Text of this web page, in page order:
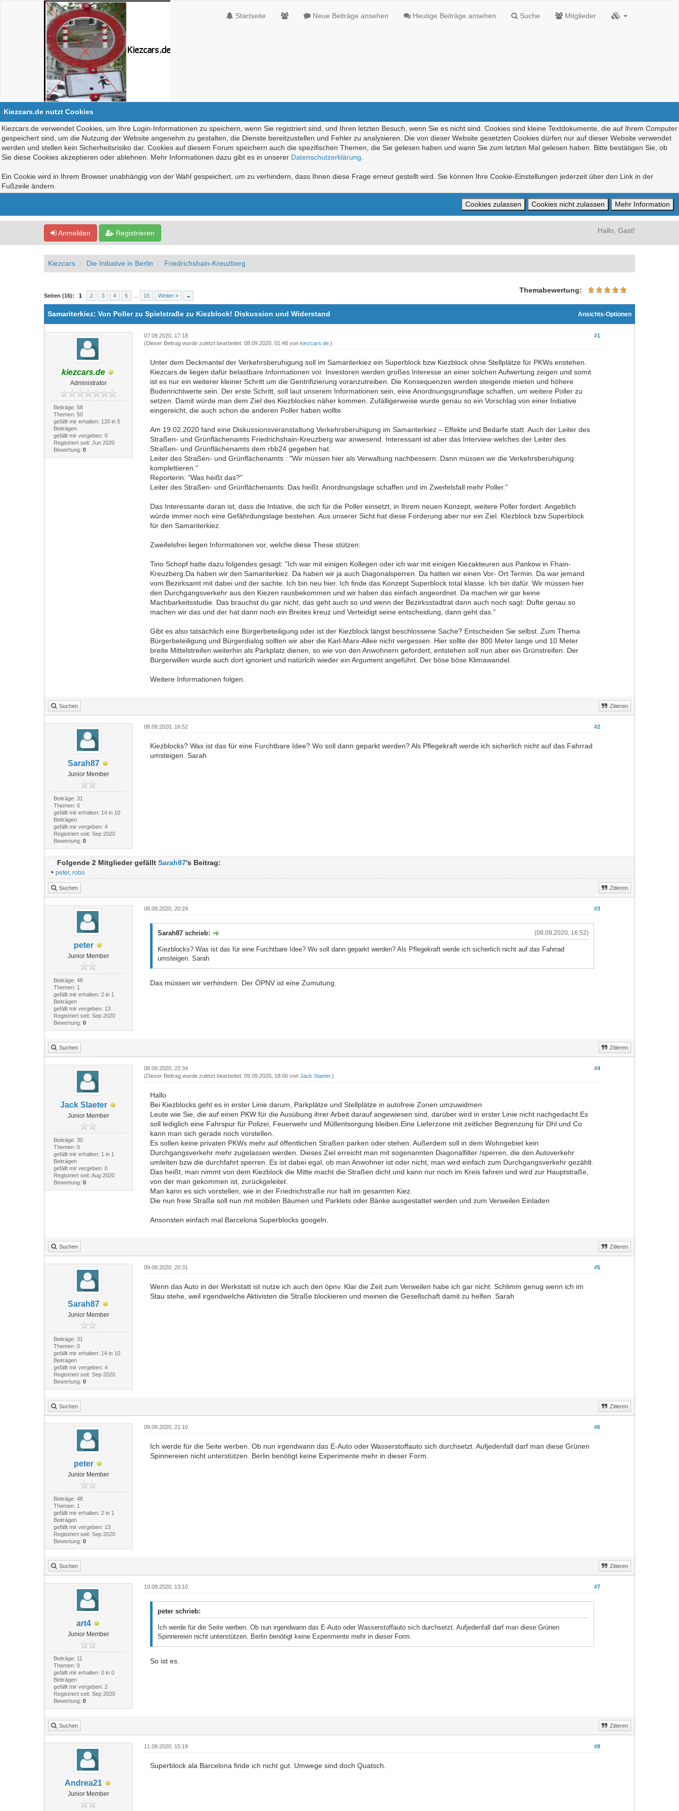
Startseite Neue Beiträge ansehen Heutige Beiträge ansehen Suche Mitglieder
Kiezcars.de nutzt Cookies
Kiezcars.de verwendet Cookies, um Ihre Login-Informationen zu speichern, wenn Sie registriert sind, und Ihren letzten Besuch, wenn Sie es nicht sind. Cookies sind kleine Textdokumente, die auf Ihrem Computer
gespeichert sind, um die Nutzung der Website angenehm zu gestalten, die Dienste bereitzustellen und Fehler zu analysieren. Die von dieser Website gesetzten Cookies dürfen nur auf dieser Website verwendet
werden und stellen kein Sicherheitsrisiko dar. Cookies auf diesem Forum speichern auch die spezifischen Themen, die Sie gelesen haben und wann Sie zum letzten Mal gelesen haben. Bitte bestätigen Sie, ob
Sie diese Cookies akzeptieren oder ablehnen. Mehr Informationen dazu gibt es in unserer Datenschutzerklärung
Ein Cookie wird in Ihrem Browser unabhängig von der Wahl gespeichert, um zu verhindern, dass Ihnen diese Frage erneut gestellt wird. Sie können Ihre Cookie-Einstellungen jederzeit über den Link in der
Fußzeile ändern.
Anmelden Registrieren Hallo, Gast!
Kiezcars Die Initiative in Berlin Friedrichshain-Kreuzberg
Seiten (16): 1 2 3 4 5 16 Weiter »
Themabewertung:
1 Bewertung(en) - 5 im Durchschnitt
Ansichts-Optionen
Samariterkiez: Von Poller zu Spielstraße zu Kiezblock! Diskussion und Widerstand
kiezcars.de
Administrator
Beiträge: 58
Themen: 50
gefällt mir erhalten: 120 in 5
Beiträgen
gefällt mir vergeben: 0
Registriert seit: Jun 2020
Bewertung: 0
#1
07.09.2020, 17:18
(Dieser Beitrag wurde zuletzt bearbeitet: 08.09.2020, 01:48 von kiezcars.de.)
Unter dem Deckmantel der Verkehrsberuhigung soll im Samariterkiez ein Superblock bzw Kiezblock ohne Stellplätze für PKWs enstehen.
Kiezcars.de liegen dafür belastbare Informationen vor. Investoren werden großes Interesse an einer solchen Aufwertung zeigen und somit
ist es nur ein weiterer kleiner Schritt um die Gentrifizierung voranzutreiben. Die Konsequenzen werden steigende mieten und höhere
Bodenrichtwerte sein. Der erste Schritt, soll laut unserem Informationen sein, eine Anordnungsgrundlage schaffen, um weitere Poller zu
setzen. Damit würde man dem Ziel des Kiezblockes näher kommen. Zufälligerweise wurde genau so ein Vorschlag von einer Initiative
eingereicht, die auch schon die anderen Poller haben wollte.
Am 19.02.2020 fand eine Diskussionsveranstaltung Verkehrsberuhigung im Samariterkiez – Effekte und Bedarfe statt. Auch der Leiter des
Straßen- und Grünflächenamts Friedrichshain-Kreuzberg war anwesend. Interessant ist aber das Interview welches der Leiter des
Straßen- und Grünflächenamts dem rbb24 gegeben hat.
Leiter des Straßen- und Grünflächenamts : "Wir müssen hier als Verwaltung nachbessern. Dann müssen wir die Verkehrsberuhigung
komplettieren."
Reporterin: "Was heißt das?"
Leiter des Straßen- und Grünflächenamts: Das heißt. Anordnungslage schaffen und im Zweifelsfall mehr Poller."
Das Interessante daran ist, dass die Intiative, die sich für die Poller einsetzt, in Ihrem neuen Konzept, weitere Poller fordert. Angeblich
würde immer noch eine Gefährdungslage bestehen. Aus unserer Sicht hat diese Forderung aber nur ein Ziel. KIezblock bzw Superblock
für den Samariterkiez.
Zweifelsfrei liegen Informationen vor, welche diese These stützen:
Tino Schopf hatte dazu folgendes gesagt: "Ich war mit einigen Kollegen oder ich war mit einigen Kiezakteuren aus Pankow in Fhain-
Kreuzberg.Da haben wir den Samariterkiez. Da haben wir ja auch Diagonalsperren. Da hatten wir einen Vor- Ort Termin. Da war jemand
vom Bezirksamt mit dabei und der sachte. Ich bin neu hier. Ich finde das Konzept Superblock total klasse. Ich bin dafür. Wir müssen hier
den Durchgangsverkehr aus den Kiezen rausbekommen und wir haben das einfach angeordnet. Da machen wir gar keine
Machbarkeitsstudie. Das brauchst du gar nicht, das geht auch so und wenn der Bezirksstadtrat dann auch noch sagt: Dufte genau so
machen wir das und der hat dann noch ein Breites kreuz und Verteidigt seine entscheidung, dann geht das."
Gibt es also tatsächlich eine Bürgerbeteiligung oder ist der Kiezblock längst beschlossene Sache? Entscheiden Sie selbst. Zum Thema
Bürgerbeteiligung und Bürgerdialog sollten wir aber die Karl-Marx-Allee nicht vergessen. Hier sollte der 800 Meter lange und 10 Meter
breite Mittelstreifen weiterhin als Parkplatz dienen, so wie von den Anwohnern gefordert, entstehen soll nun aber ein Grünstreifen. Der
Bürgerwillen wurde auch dort ignoriert und natürlcih wieder ein Argument angeführt. Der böse böse Klimawandel.
Weitere Informationen folgen.
Suchen Zitieren
Sarah87
Junior Member
Beiträge: 31
Themen: 0
gefällt mir erhalten: 14 in 10
Beiträgen
gefällt mir vergeben: 4
Registriert seit: Sep 2020
Bewertung: 0
#2
08.09.2020, 16:52
Kiezblocks? Was ist das für eine Furchtbare Idee? Wo soll dann geparkt werden? Als Pflegekraft werde ich sicherlich nicht auf das Fahrrad
umsteigen. Sarah
Folgende 2 Mitglieder gefällt Sarah87's Beitrag:
• peter, robo
Suchen Zitieren
peter
Junior Member
Beiträge: 48
Themen: 1
gefällt mir erhalten: 2 in 1
Beiträgen
gefällt mir vergeben: 13
Registriert seit: Sep 2020
Bewertung: 0
#3
08.09.2020, 20:24
(08.09.2020, 16:52)
Sarah87 schrieb:
Kiezblocks? Was ist das für eine Furchtbare Idee? Wo soll dann geparkt werden? Als Pflegekraft werde ich sicherlich nicht auf das Fahrrad
umsteigen. Sarah
Das müssen wir verhindern. Der ÖPNV ist eine Zumutung.
Suchen Zitieren
Jack Slaeter
Junior Member
Beiträge: 30
Themen: 0
gefällt mir erhalten: 1 in 1
Beiträgen
gefällt mir vergeben: 0
Registriert seit: Aug 2020
Bewertung: 0
#4
08.09.2020, 22:34
(Dieser Beitrag wurde zuletzt bearbeitet: 09.09.2020, 18:06 von Jack Slaeter.)
Hallo
Bei Kiezblocks geht es in erster Linie darum, Parkplätze und Stellplätze in autofreie Zonen umzuwidmen
Leute wie Sie, die auf einen PKW für die Ausübung ihrer Arbeit darauf angewiesen sind, darüber wird in erster Linie nicht nachgedacht.Es
soll lediglich eine Fahrspur für Polizei, Feuerwehr und Müllentsorgung bleiben.Eine Lieferzone mit zeitlicher Begrenzung für Dhl und Co
kann man sich gerade noch vorstellen.
Es sollen keine privaten PKWs mehr auf öffentlichen Straßen parken oder stehen. Außerdem soll in dem Wohngebiet kein
Durchgangsverkehr mehr zugelassen werden. Dieses Ziel erreicht man mit sogenannten Diagonalfilter /sperren, die den Autoverkehr
umleiten bzw die durchfahrt sperren. Es ist dabei egal, ob man Anwohner ist oder nicht, man wird einfach zum Durchgangsverkehr gezählt.
Das heißt, man nimmt von dem Kiezblock die Mitte macht die Straßen dicht und kann nur noch im Kreis fahren und wird zur Hauptstraße,
von der man gekommen ist, zurückgeleitet.
Man kann es sich vorstellen, wie in der Friedrichstraße nur halt im gesamten Kiez.
Die nun freie Straße soll nun mit mobilen Bäumen und Parklets oder Bänke ausgestattet werden und zum Verweilen Einladen
Ansonsten einfach mal Barcelona Superblocks googeln.
Suchen Zitieren
Sarah87
Junior Member
Beiträge: 31
Themen: 0
gefällt mir erhalten: 14 in 10
Beiträgen
gefällt mir vergeben: 4
Registriert seit: Sep 2020
Bewertung: 0
#5
09.09.2020, 20:31
Wenn das Auto in der Werkstatt ist nutze ich auch den öpnv. Klar die Zeit zum Verweilen habe ich gar nicht. Schlimm genug wenn ich im
Stau stehe, weil irgendwelche Aktivisten die Straße blockieren und meinen die Gesellschaft damit zu helfen. Sarah
Suchen Zitieren
peter
Junior Member
Beiträge: 48
Themen: 1
gefällt mir erhalten: 2 in 1
Beiträgen
gefällt mir vergeben: 13
Registriert seit: Sep 2020
Bewertung: 0
#6
09.09.2020, 21:10
Ich werde für die Seite werben. Ob nun irgendwann das E-Auto oder Wasserstoffauto sich durchsetzt. Aufjedenfall darf man diese Grünen
Spinnereien nicht unterstützen. Berlin benötigt keine Experimente mehr in dieser Form.
Suchen Zitieren
art4
Junior Member
Beiträge: 11
Themen: 0
gefällt mir erhalten: 0 in 0
Beiträgen
gefällt mir vergeben: 2
Registriert seit: Sep 2020
Bewertung: 0
#7
10.09.2020, 13:10
peter schrieb:
Ich werde für die Seite werben. Ob nun irgendwann das E-Auto oder Wasserstoffauto sich durchsetzt. Aufjedenfall darf man diese Grünen
Spinnereien nicht unterstützen. Berlin benötigt keine Experimente mehr in dieser Form.
So ist es.
Suchen Zitieren
Andrea21
Junior Member
#8
11.09.2020, 15:19
Superblock ala Barcelona finde ich nicht gut. Umwege sind doch Quatsch.